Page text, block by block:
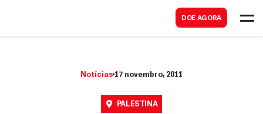
DOE AGORA
Notícias 17 novembro, 2011
PALESTINA
a
r